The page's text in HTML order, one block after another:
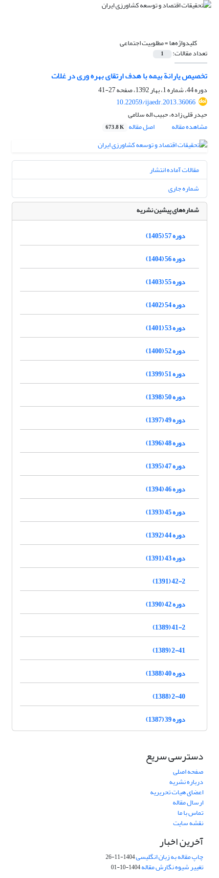
کلیدواژه‌ها =مطلوبیت اجتماعی
تعداد مقالات: 1
تخصیص یارانة بیمه با هدف ارتقای بهره وری در غلات
دوره 44، شماره 1، بهار 1392، صفحه
27-41
10.22059/ijaedr.2013.36066
حیدر قلی زاده، حبیب اله سلامی
مشاهده مقاله
اصل مقاله 673.8 K
مقالات آماده انتشار
شماره جاری
شماره‌های پیشین نشریه
دوره 57 (1405)
دوره 56 (1404)
دوره 55 (1403)
دوره 54 (1402)
دوره 53 (1401)
دوره 52 (1400)
دوره 51 (1399)
دوره 50 (1398)
دوره 49 (1397)
دوره 48 (1396)
دوره 47 (1395)
دوره 46 (1394)
دوره 45 (1393)
دوره 44 (1392)
دوره 43 (1391)
42-2 (1391)
دوره 42 (1390)
41-2 (1389)
2-41 (1389)
دوره 40 (1388)
2-40 (1388)
دوره 39 (1387)
دسترسی سریع
صفحه اصلی
درباره نشریه
اعضای هیات تحریریه
ارسال مقاله
تماس با ما
نقشه سایت
آخرین اخبار
چاپ مقاله به زبان انگلیسی1404-11-26
تغییر شیوه نگارش مقاله1404-10-01